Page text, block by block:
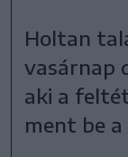
Holtan
vasárnap
aki a
ment be a